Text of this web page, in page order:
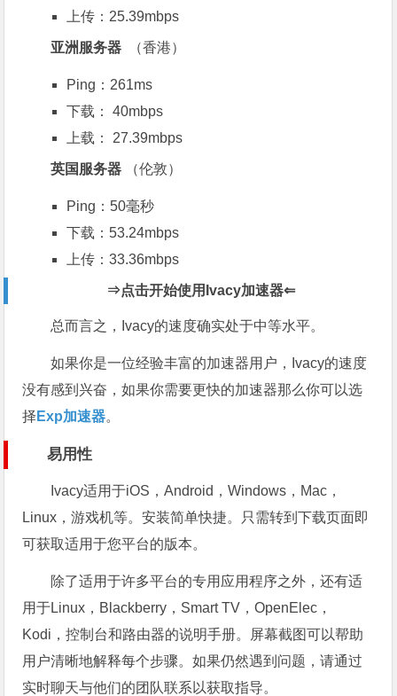
上传：25.39mbps
亚洲服务器 （香港）
Ping：261ms
下载： 40mbps
上载： 27.39mbps
英国服务器 （伦敦）
Ping：50毫秒
下载：53.24mbps
上传：33.36mbps
⇒点击开始使用 Ivacy加速器⇐
总而言之，Ivacy的速度确实处于中等水平。
如果你是一位经验丰富的加速器用户，Ivacy的速度
没有感到兴奋，如果你需要更快的加速器那么你可以选
择 Exp加速器。
易用性
Ivacy适用于iOS，Android，Windows，Mac，
Linux，游戏机等。安装简单快捷。只需转到下载页面即
可获取适用于您平台的版本。
除了适用于许多平台的专用应用程序之外，还有适
用于Linux，Blackberry，Smart TV，OpenElec，
Kodi，控制台和路由器的说明手册。屏幕截图可以帮助
用户清晰地解释每个步骤。如果仍然遇到问题，请通过
实时聊天与他们的团队联系以获取指导。